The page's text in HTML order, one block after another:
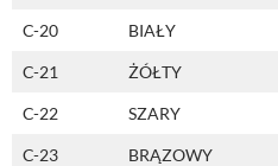
C-20 BIAŁY
C-21 ŻÓŁTY
C-22 SZARY
C-23 BRĄZOWY